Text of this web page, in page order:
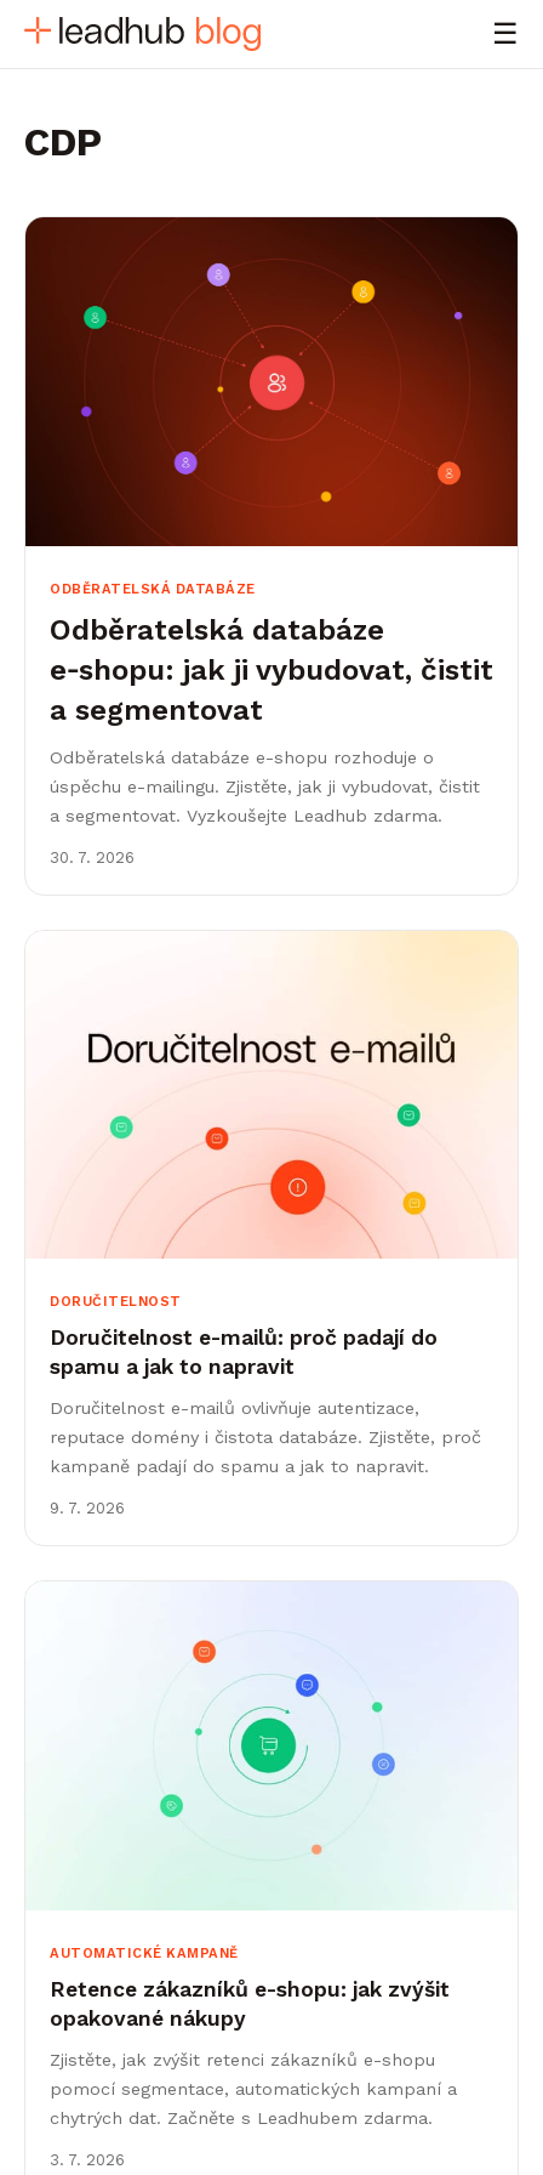
☰
CDP
ODBĚRATELSKÁ DATABÁZE
Odběratelská databáze
e‑shopu: jak ji vybudovat, čistit
a segmentovat
Odběratelská databáze e-shopu rozhoduje o
úspěchu e-mailingu. Zjistěte, jak ji vybudovat, čistit
a segmentovat. Vyzkoušejte Leadhub zdarma.
30. 7. 2026
DORUČITELNOST
Doručitelnost e-mailů: proč padají do
spamu a jak to napravit
Doručitelnost e-mailů ovlivňuje autentizace,
reputace domény i čistota databáze. Zjistěte, proč
kampaně padají do spamu a jak to napravit.
9. 7. 2026
AUTOMATICKÉ KAMPANĚ
Retence zákazníků e-shopu: jak zvýšit
opakované nákupy
Zjistěte, jak zvýšit retenci zákazníků e-shopu
pomocí segmentace, automatických kampaní a
chytrých dat. Začněte s Leadhubem zdarma.
3. 7. 2026